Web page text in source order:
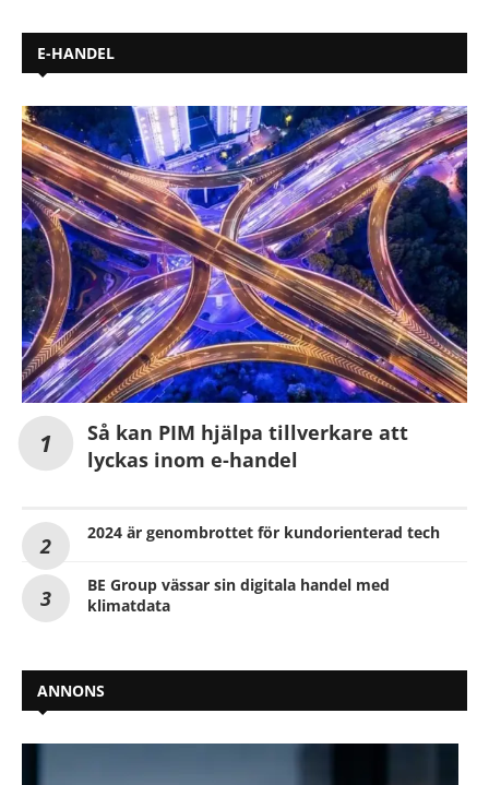
E-HANDEL
Så kan PIM hjälpa tillverkare att
lyckas inom e-handel
2024 är genombrottet för kundorienterad tech
BE Group vässar sin digitala handel med
klimatdata
ANNONS